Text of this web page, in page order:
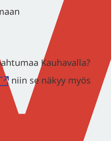
Kauhavalla?
niin se näkyy myös